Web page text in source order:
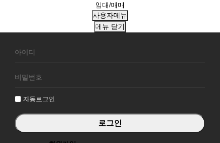
임대/매매
사용자메뉴
메뉴 닫기
원
그
자동로그인